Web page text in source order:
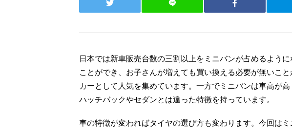
日本では新車販売台数の三割以上をミニバンが占めるよう
ことができ、お子さんが増えても買い換える必要が無いこ
カーとして人気を集めています。一方でミニバンは車高が高
ハッチバックやセダンとは違った特徴を持っています。
車の特徴が変わればタイヤの選び方も変わります。今回は